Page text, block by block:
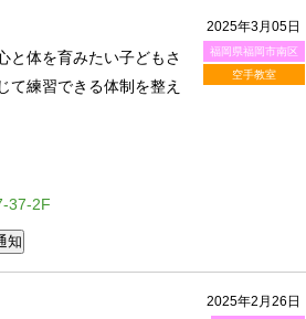
2025年3月05日
福岡県福岡市南区
空手教室
と体を育みたい子どもさ
て練習できる体制を整え
37-2F
2025年2月26日